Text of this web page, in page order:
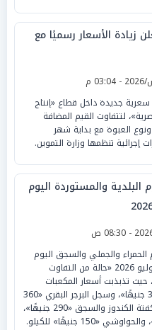
زيادة الأسعار رسميًا مع
جديدة داخل قطاع «إنتاج
لتتفاوت القيم المضافة
العبوة مع بداية شهر
تنظمها وزارة التموين.
البلدية والمستوردة اليوم
والجملي والسجق اليوم
الجمعة الموافق 31 يوليو 2026 «حالة من التفاوت
حيث تذبذبت أسعار المكعبات
البقري بين «320 و370 جنيهًا»، وسجل البرجر البقري «360
جنيهًا»، بينما بلغت الكفتة الكندوز والسجق «290 جنيهًا»،